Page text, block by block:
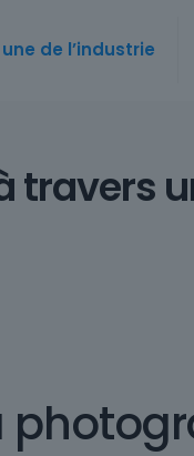
de l’industrie
travers